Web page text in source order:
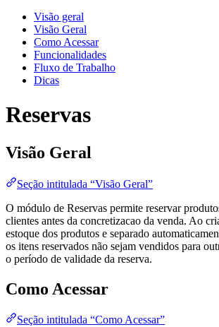
Visão geral
Visão Geral
Como Acessar
Funcionalidades
Fluxo de Trabalho
Dicas
Reservas
Visão Geral
Seção intitulada “Visão Geral”
O módulo de Reservas permite reservar
clientes antes da concretizacao da venda. Ao
estoque dos produtos e separado
os itens reservados não sejam vendidos para
o período de validade da reserva.
Como Acessar
Seção intitulada “Como Acessar”